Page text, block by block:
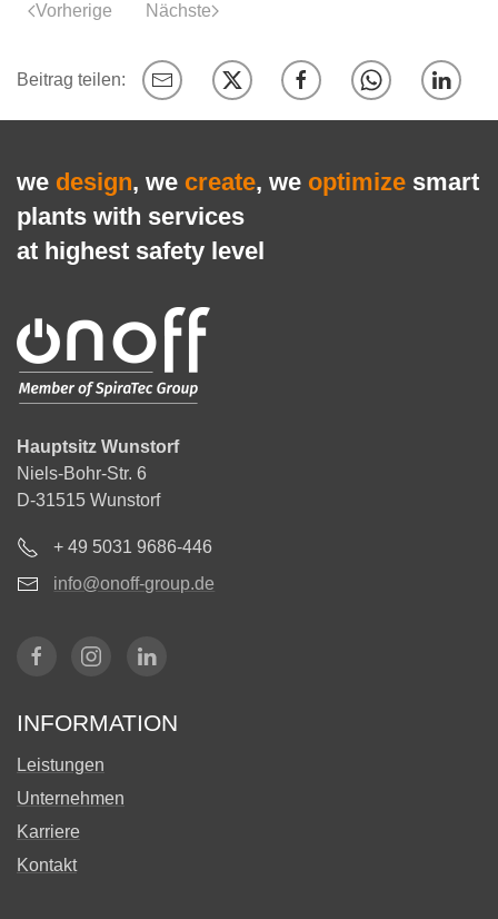
Vorherige Nächste
we design, we create, we optimize smart
plants with services
at highest safety level
Hauptsitz Wunstorf
Niels-Bohr-Str. 6
D-31515 Wunstorf
+ 49 5031 9686-446
info@onoff-group.de
INFORMATION
Leistungen
Unternehmen
Karriere
Kontakt